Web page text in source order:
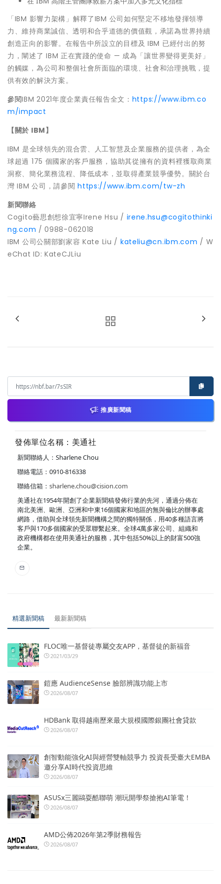
「IBM 影響力架構」解釋了IBM 公司如何堅定不移地發揮領導
力、維持商業誠信、透明和合乎道德的價值觀，承諾為世界持續
創造正向的影響。在報告中所設立的目標及 IBM 已經付出的努
力，闡述了 IBM 正在實踐的使命 — 成為「讓世界變得更美好」
的觸媒，為公司和整個社會所面臨的環境、社會和治理挑戰，提
供有效的解決方案。
參閱IBM 2021年度企業責任報告全文： https://www.ibm.co
m/impact
【關於 IBM 】
IBM 是全球領先的混合雲、人工智慧及企業服務的提供者，為全
球超過 175 個國家的客戶服務，協助其從擁有的資料裡獲取商業
洞察、簡化業務流程、降低成本，並取得產業競爭優勢。關於台
灣 IBM 公司，請參閱https://www.ibm.com/tw-zh
新聞聯絡
Cogito藝思創想徐宜寧Irene Hsu / irene.hsu@cogitothinki
ng.com / 0988-062018
IBM 公司公關部劉家容 Kate Liu / kateliu@cn.ibm.com / W
eChat ID: KateCJLiu
推廣新聞稿
發佈單位名稱：美通社
新聞聯絡人：Sharlene Chou
聯絡電話：0910-816338
聯絡信箱： sharlene.chou@cision.com
美通社在1954年開創了企業新聞稿發佈行業的先河，通過分佈在
南北美洲、歐洲、亞洲和中東16個國家和地區的無與倫比的辦事處
網路，借助與全球領先新聞機構之間的獨特關係，用40多種語言將
客戶與170多個國家的受眾聯繫起來。全球4萬多家公司、組織和
政府機構都在使用美通社的服務，其中包括50%以上的財富500強
企業。
精選新聞稿 最新新聞稿
FLOC唯一基督徒專屬交友APP，基督徒的新福音
2021/03/29
鎧應 AudienceSense 臉部辨識功能上市
2026/08/07
HDBank 取得越南歷來最大規模國際銀團社會貸款
2026/08/07
創智動能強化AI與經營雙軸競爭力 投資長受臺大EMBA
邀分享AI時代投資思維
2026/08/07
ASUSx三麗鷗耍酷聯萌 潮玩開學祭搶抱AI筆電！
2026/08/07
AMD公佈2026年第2季財務報告
2026/08/07